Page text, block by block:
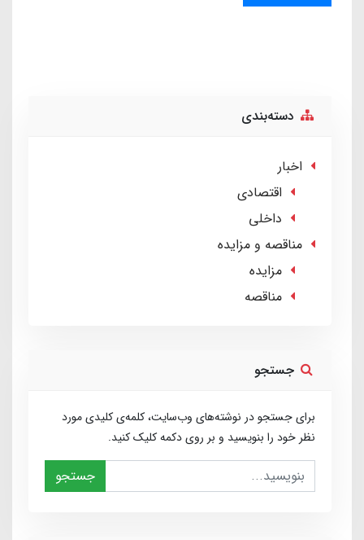
دسته‌بندی
اخبار
اقتصادی
داخلی
مناقصه و مزایده
مزایده
مناقصه
جستجو
برای جستجو در نوشته‌های وب‌سایت، کلمه‌ی کلیدی مورد
نظر خود را بنویسید و بر روی دکمه کلیک کنید.
جستجو